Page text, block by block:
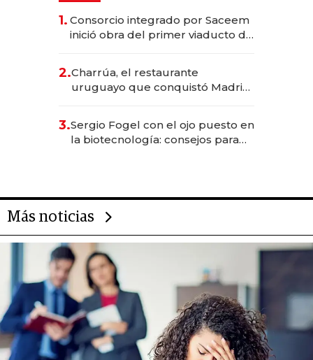
1. Consorcio integrado por Saceem
inició obra del primer viaducto de
millones
2.Charrúa, el restaurante
uruguayo que conquistó Madrid:
anticipación y prepara apertura
3.Sergio Fogel con el ojo puesto en
la biotecnología: consejos para
Más noticias